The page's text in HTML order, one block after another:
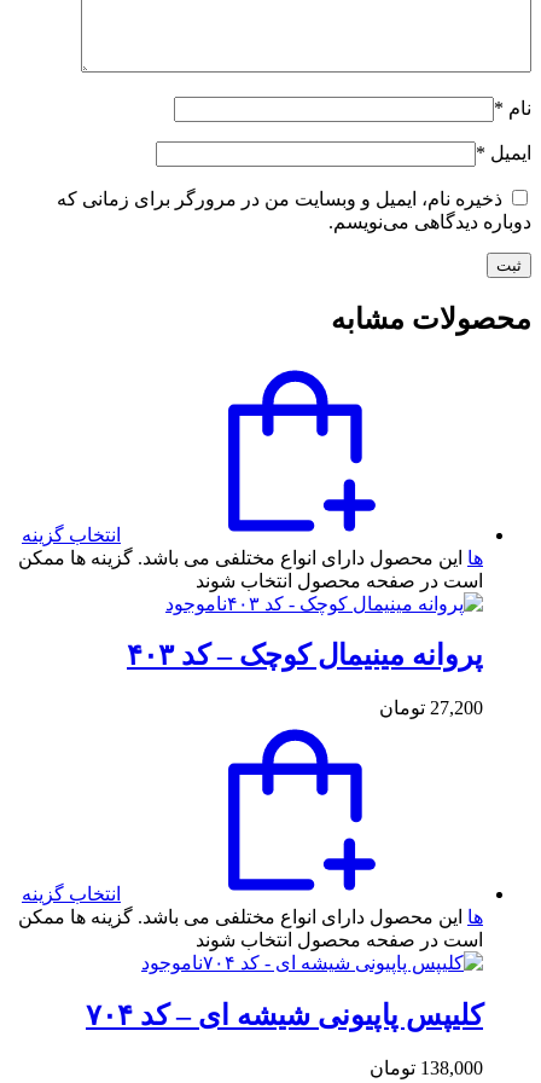
نام *
ایمیل *
ذخیره نام، ایمیل و وبسایت من در مرورگر برای زمانی که
دوباره دیدگاهی می‌نویسم.
محصولات مشابه
انتخاب گزینه
ها این محصول دارای انواع مختلفی می باشد. گزینه ها ممکن
است در صفحه محصول انتخاب شوند
ناموجود
پروانه مینیمال کوچک – کد ۴۰۳
27,200 تومان
انتخاب گزینه
ها این محصول دارای انواع مختلفی می باشد. گزینه ها ممکن
است در صفحه محصول انتخاب شوند
ناموجود
کلیپس پاپیونی شیشه ای – کد ۷۰۴
138,000 تومان